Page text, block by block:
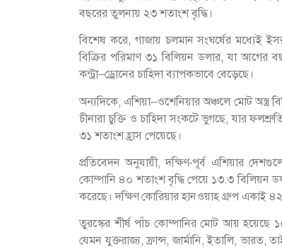
বছরের তুলনায় ২৩ শতাংশ বৃদ্ধি।
বিশেষ করে, গাজায় চলমান সংঘর্ষের মধ্যেই
বিক্রির পরিমাণ ৩১ বিলিয়ন ডলার, যা আগের
কন্ট্রা–ড্রোনের চাহিদা ব্যাপকভাবে বেড়েছে।
অন্যদিকে, এশিয়া–ওশেনিয়ার অঞ্চলে মোট
চীনারা চুক্তি ও চাহিদা সংকটে ভুগছে, যার
৩১ শতাংশ হ্রাস পেয়েছে।
প্রতিবেদন অনুযায়ী, দক্ষিণ-পূর্ব এশিয়ার
কোম্পানি ৪০ শতাংশ বৃদ্ধি পেয়ে ১৩.৩ বিলিয়ন
করেছে। দক্ষিণ কোরিয়ার হানওয়াহ গ্রুপ একাই ৪২
তুরস্কের শীর্ষ পাঁচ কোম্পানির মোট আয় হয়েছে
যেমন যুক্তরাজ্য, ফ্রান্স, জার্মানি, ইতালি,